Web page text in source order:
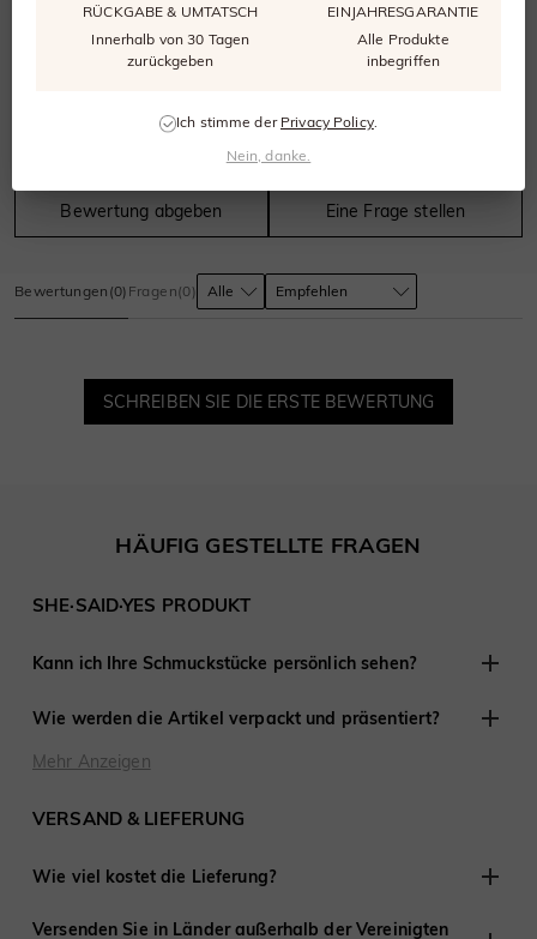
0.0
Bewertung abgeben Eine Frage stellen
Bewertungen (0) Fragen(0)
SCHREIBEN SIE DIE ERSTE BEWERTUNG
HÄUFIG GESTELLTE FRAGEN
SHE·SAID·YES PRODUKT
Kann ich Ihre Schmuckstücke persönlich sehen?
Obwohl wir keine Einzelhandelsgeschäfte anderswo haben,
sind wir erfahren darin, mit Kunden aus der Ferne zu
arbeiten und haben an Tausenden von Verlobungen und
Hochzeiten auf der ganzen Welt teilgenommen.
Wie werden die Artikel verpackt und präsentiert?
Bei SHE·SAID·YES ist die Präsentation entscheidend, daher
Schmuck von uns kaufen. Jede Bestellung wird fertig zum
Mehr Anzeigen
VERSAND & LIEFERUNG
Wie viel kostet die Lieferung?
Wir bieten kostenlosen Versand in die Vereinigten Staaten
Versenden Sie in Länder außerhalb der Vereinigten
RÜCKGABE & UMTATSCH
Innerhalb von 30 Tagen
zurückgeben
EINJAHRESGARANTIE
Alle Produkte
inbegriffen
Ich stimme der Privacy Policy.
Nein, danke.